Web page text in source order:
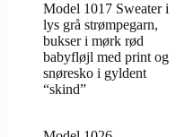
Model 1017 Sweater i
lys grå strømpegarn,
bukser i mørk rød
babyfløjl med print og
snøresko i gyldent
“skind”